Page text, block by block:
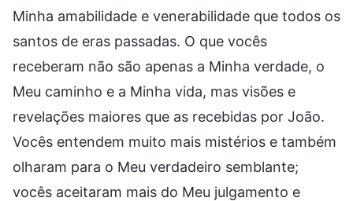
Minha amabilidade e venerabilidade que todos os
santos de eras passadas. O que vocês
receberam não são apenas a Minha verdade, o
Meu caminho e a Minha vida, mas visões e
revelações maiores que as recebidas por João.
Vocês entendem muito mais mistérios e também
olharam para o Meu verdadeiro semblante;
vocês aceitaram mais do Meu julgamento e